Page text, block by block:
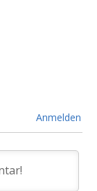
Anmelden